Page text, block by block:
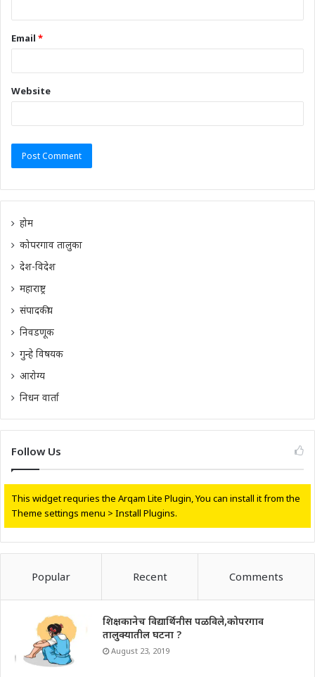
Email *
Website
होम
कोपरगाव तालुका
देश-विदेश
महाराष्ट्र
संपादकीय
निवडणूक
गुन्हे विषयक
आरोग्य
निधन वार्ता
Follow Us
This widget requries the Arqam Lite Plugin, You can install it from the
Theme settings menu > Install Plugins.
Popular Recent Comments
शिक्षकानेच विद्यार्थिनीस पळविले,कोपरगाव
तालुक्यातील घटना ?
August 23, 2019